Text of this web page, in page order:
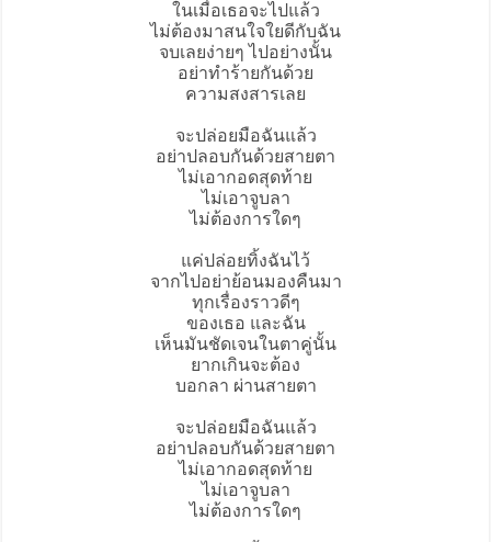
ในเมื่อเธอจะไปแล้ว
ไม่ต้องมาสนใจใยดีกับฉัน
จบเลยง่ายๆ ไปอย่างนั้น
อย่าทำร้ายกันด้วย
ความสงสารเลย
จะปล่อยมือฉันแล้ว
อย่าปลอบกันด้วยสายตา
ไม่เอากอดสุดท้าย
ไม่เอาจูบลา
ไม่ต้องการใดๆ
แค่ปล่อยทิ้งฉันไว้
จากไปอย่าย้อนมองคืนมา
ทุกเรื่องราวดีๆ
ของเธอ และฉัน
เห็นมันชัดเจนในตาคู่นั้น
ยากเกินจะต้อง
บอกลา ผ่านสายตา
จะปล่อยมือฉันแล้ว
อย่าปลอบกันด้วยสายตา
ไม่เอากอดสุดท้าย
ไม่เอาจูบลา
ไม่ต้องการใดๆ